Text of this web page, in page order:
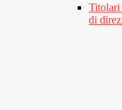
Titolari
di